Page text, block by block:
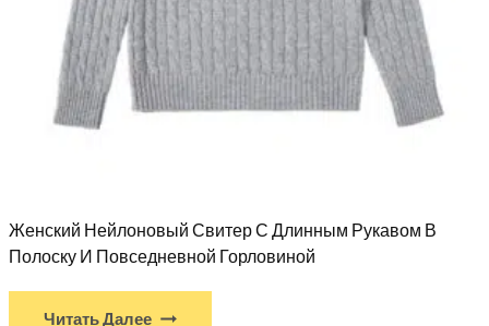
Женский Нейлоновый Свитер С Длинным Рукавом В
Полоску И Повседневной Горловиной
Читать Далее